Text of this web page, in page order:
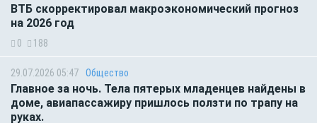
ВТБ скорректировал макроэкономический прогноз
на 2026 год
0 188
29.07.2026 05:47 Общество
Главное за ночь. Тела пятерых младенцев найдены в
доме, авиапассажиру пришлось ползти по трапу на
руках.